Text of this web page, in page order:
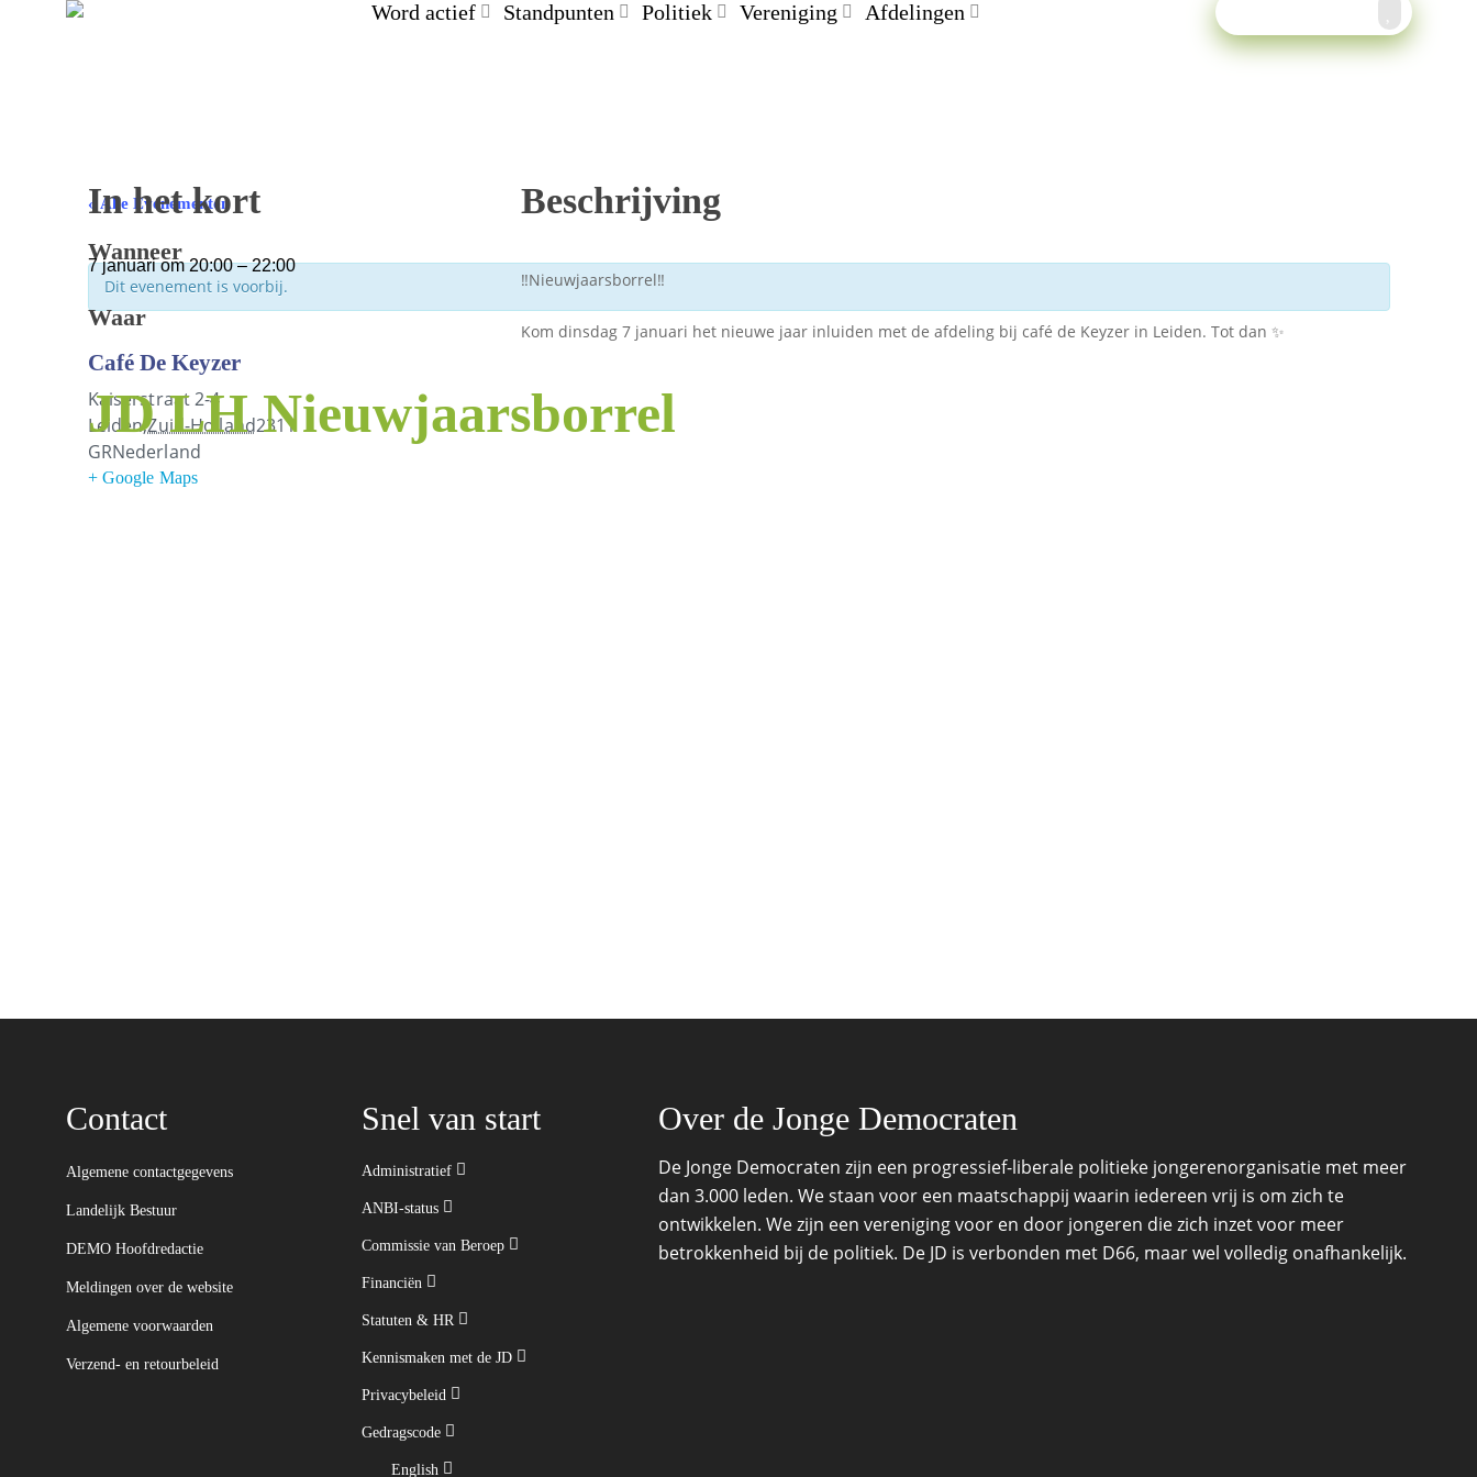
Word actief Standpunten Politiek Vereniging Afdelingen
« Alle Evenementen
Dit evenement is voorbij.
JD LH Nieuwjaarsborrel
In het kort
Wanneer
7 januariom20:00–22:00
Waar
Café De Keyzer
Kaiserstraat 2-4
Leiden,Zuid-Holland2311
GRNederland
+ Google Maps
Beschrijving
‼️Nieuwjaarsborrel‼️
Kom dinsdag 7 januari het nieuwe jaar inluiden met de afdeling bij café de Keyzer in Leiden. Tot dan ✨
Contact
Algemene contactgegevens
Landelijk Bestuur
DEMO Hoofdredactie
Meldingen over de website
Algemene voorwaarden
Verzend- en retourbeleid
Snel van start
Administratief
ANBI-status
Commissie van Beroep
Financiën
Statuten & HR
Kennismaken met de JD
Privacybeleid
Gedragscode
English
Over de Jonge Democraten
De Jonge Democraten zijn een progressief-liberale politieke jongerenorganisatie met meer
dan 3.000 leden. We staan voor een maatschappij waarin iedereen vrij is om zich te
ontwikkelen. We zijn een vereniging voor en door jongeren die zich inzet voor meer
betrokkenheid bij de politiek. De JD is verbonden met D66, maar wel volledig onafhankelijk.